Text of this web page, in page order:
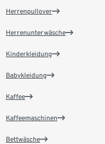
Herrenpullover
Herrenunterwäsche
Kinderkleidung
Babykleidung
Kaffee
Kaffeemaschinen
Bettwäsche